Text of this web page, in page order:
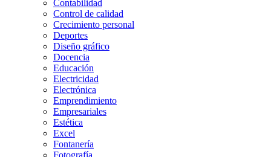
Contabilidad
Control de calidad
Crecimiento personal
Deportes
Diseño gráfico
Docencia
Educación
Electricidad
Electrónica
Emprendimiento
Empresariales
Estética
Excel
Fontanería
Fotografía